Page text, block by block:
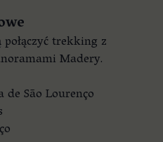
trekking z
Madery.
de São Lourenço